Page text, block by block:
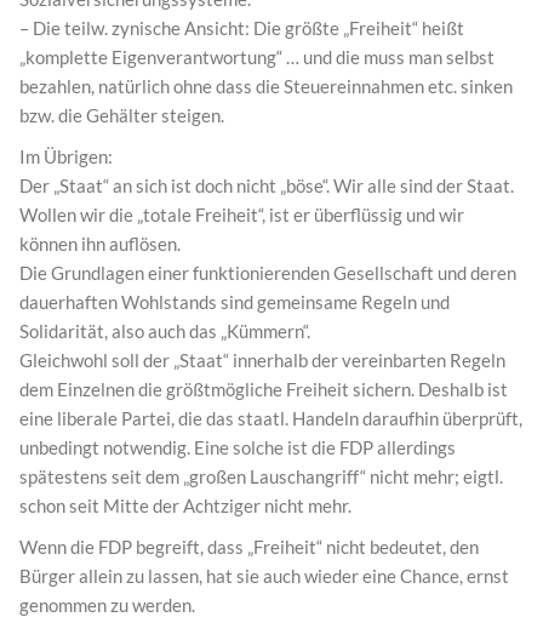
– Die teilw. zynische Ansicht: Die größte „Freiheit“ heißt
„komplette Eigenverantwortung“ … und die muss man selbst
bezahlen, natürlich ohne dass die Steuereinnahmen etc. sinken
bzw. die Gehälter steigen.
Im Übrigen:
Der „Staat“ an sich ist doch nicht „böse“. Wir alle sind der Staat.
Wollen wir die „totale Freiheit“, ist er überflüssig und wir
können ihn auflösen.
Die Grundlagen einer funktionierenden Gesellschaft und deren
dauerhaften Wohlstands sind gemeinsame Regeln und
Solidarität, also auch das „Kümmern“.
Gleichwohl soll der „Staat“ innerhalb der vereinbarten Regeln
dem Einzelnen die größtmögliche Freiheit sichern. Deshalb ist
eine liberale Partei, die das staatl. Handeln daraufhin überprüft,
unbedingt notwendig. Eine solche ist die FDP allerdings
spätestens seit dem „großen Lauschangriff“ nicht mehr; eigtl.
schon seit Mitte der Achtziger nicht mehr.
Wenn die FDP begreift, dass „Freiheit“ nicht bedeutet, den
Bürger allein zu lassen, hat sie auch wieder eine Chance, ernst
genommen zu werden.